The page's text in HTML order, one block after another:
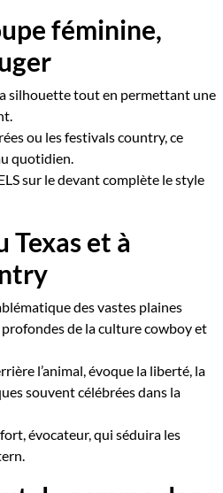
féminine,
silhouette tout en permettant une
ou les festivals country, ce
quotidien.
sur le devant complète le style
Texas et à
des vastes plaines
de la culture cowboy et
l’animal, évoque la liberté, la
souvent célébrées dans la
évocateur, qui séduira les